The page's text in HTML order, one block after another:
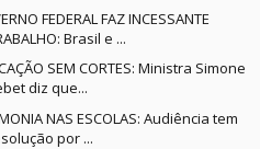
FEDERAL FAZ INCESSANTE
Brasil e ...
SEM CORTES: Ministra Simone
diz que...
NAS ESCOLAS: Audiência tem
por ...